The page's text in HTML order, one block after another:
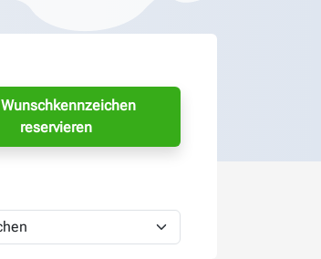
Wunschkennzeichen
reservieren